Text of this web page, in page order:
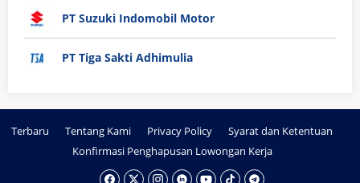
PT Suzuki Indomobil Motor
PT Tiga Sakti Adhimulia
Terbaru Tentang Kami Privacy Policy
Syarat dan Ketentuan
Konfirmasi Penghapusan Lowongan Kerja